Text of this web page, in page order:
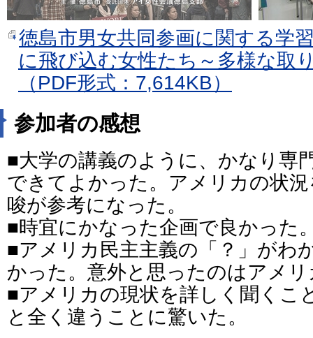
徳島市男女共同参画に関する学
に飛び込む女性たち～多様な取
（PDF形式：7,614KB）
参加者の感想
■大学の講義のように、かなり専
できてよかった。アメリカの状
唆が参考になった。
■時宜にかなった企画で良かった
■アメリカ民主主義の「？」がわ
かった。意外と思ったのはアメ
■アメリカの現状を詳しく聞くこ
と全く違うことに驚いた。